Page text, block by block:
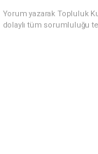
Yorum yazarak Topluluk
dolaylı tüm sorumluluğu